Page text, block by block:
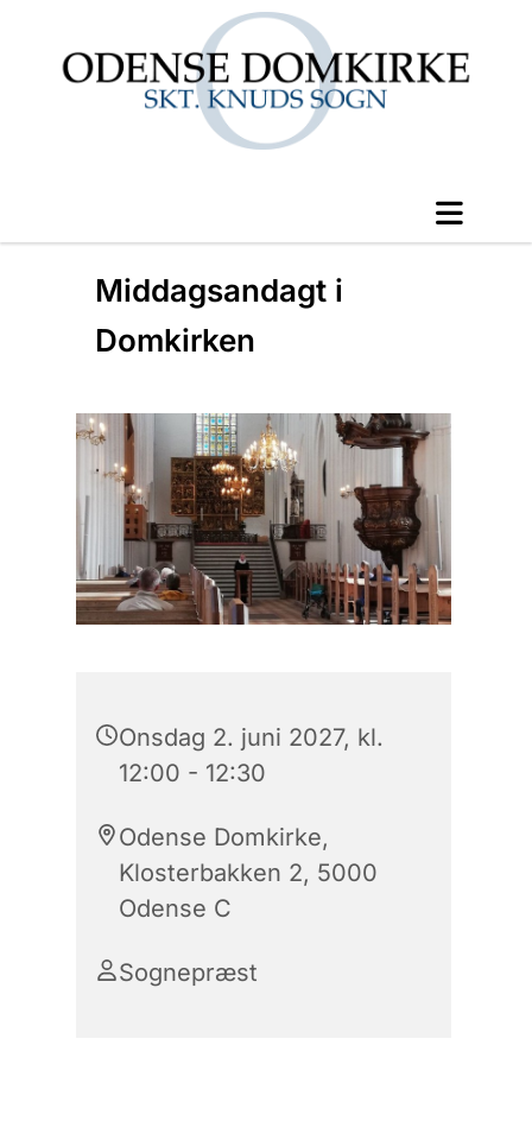
Middagsandagt i
Domkirken
Onsdag 2. juni 2027, kl.
12:00 - 12:30
Odense Domkirke,
Klosterbakken 2, 5000
Odense C
Sognepræst